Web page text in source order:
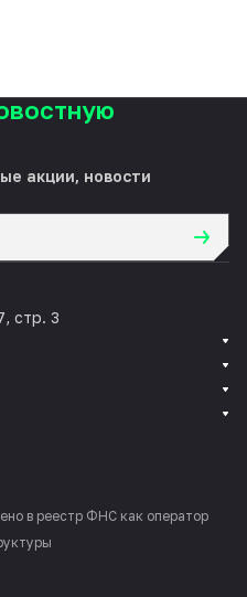
акции, новости
стр. 3
в реестр ФНС как оператор